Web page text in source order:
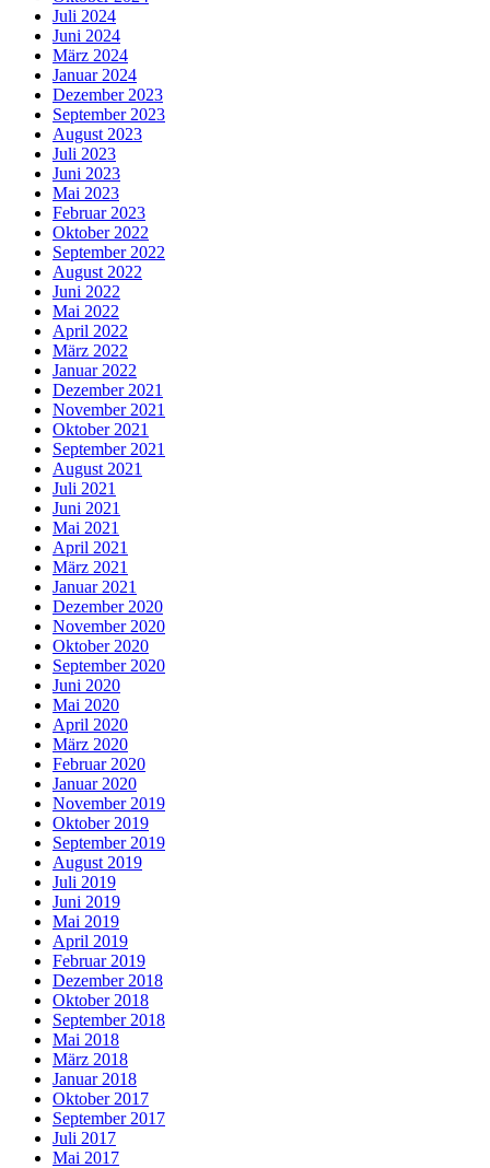
Juli 2024
Juni 2024
März 2024
Januar 2024
Dezember 2023
September 2023
August 2023
Juli 2023
Juni 2023
Mai 2023
Februar 2023
Oktober 2022
September 2022
August 2022
Juni 2022
Mai 2022
April 2022
März 2022
Januar 2022
Dezember 2021
November 2021
Oktober 2021
September 2021
August 2021
Juli 2021
Juni 2021
Mai 2021
April 2021
März 2021
Januar 2021
Dezember 2020
November 2020
Oktober 2020
September 2020
Juni 2020
Mai 2020
April 2020
März 2020
Februar 2020
Januar 2020
November 2019
Oktober 2019
September 2019
August 2019
Juli 2019
Juni 2019
Mai 2019
April 2019
Februar 2019
Dezember 2018
Oktober 2018
September 2018
Mai 2018
März 2018
Januar 2018
Oktober 2017
September 2017
Juli 2017
Mai 2017